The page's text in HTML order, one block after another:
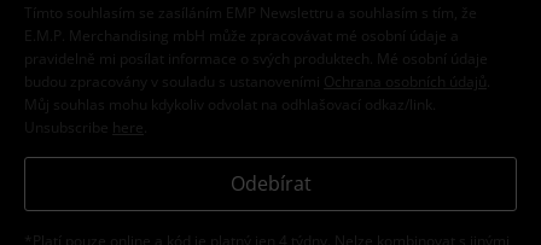
Tímto souhlasím se zasíláním EMP Newslettru a souhlasím s tím, že
E.M.P. Merchandising mbH může zpracovávat mé osobní údaje a
pravidelně mi posílat informace o svých produktech. Mé osobní údaje
budou zpracovány v souladu s ustanoveními
Ochrana osobních údajů
Můj souhlas mohu kdykoliv odvolat na odhlašovací odkaz/link.
Unsubscribe here
Odebírat
*Platí pouze online a kód je platný jen 4 týdny. Nelze kombinovat s jinými